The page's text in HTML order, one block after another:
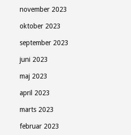
november 2023
oktober 2023
september 2023
juni 2023
maj 2023
april 2023
marts 2023
februar 2023